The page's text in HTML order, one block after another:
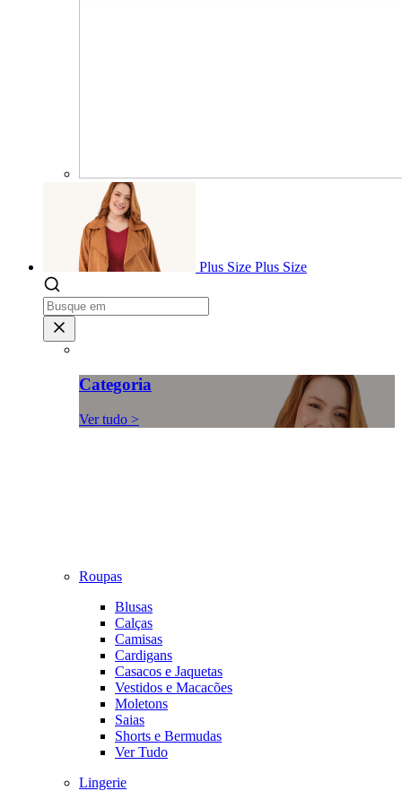
Plus Size Plus Size
Categoria
Ver tudo >
Roupas
Blusas
Calças
Camisas
Cardigans
Casacos e Jaquetas
Vestidos e Macacões
Moletons
Saias
Shorts e Bermudas
Ver Tudo
Lingerie